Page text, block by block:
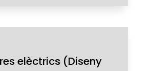
elèctrics (Diseny